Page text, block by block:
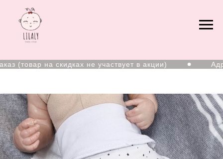
(товар на скидках не участвует в акции)